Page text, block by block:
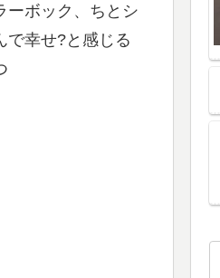
ーボック、ちとシ
で幸せ?と感じる